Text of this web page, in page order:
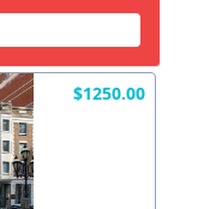
$1250.00